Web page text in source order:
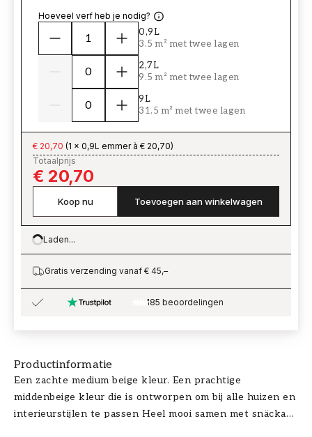
Productinformatie
Een zachte medium beige kleur. Een prachtige
middenbeige kleur die is ontworpen om bij alle huizen en
interieurstijlen te passen Heel mooi samen met snäckan
Hoeveel verf heb je nodig?
0,9L
3.5 m² met twee lagen
2,7L
9.5 m² met twee lagen
9L
31.5 m² met twee lagen
€ 20,70 (1 x 0,9L emmer à € 20,70)
Totaalprijs
€ 20,70
Koop nu Toevoegen aan winkelwagen
Loading…
Laden...
Gratis verzending vanaf € 45,–
185 beoordelingen